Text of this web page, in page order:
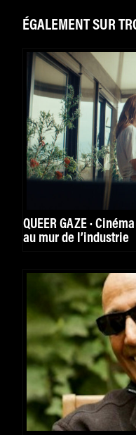
ÉGALEMENT SUR
QUEER GAZE ·
au mur de l’industrie